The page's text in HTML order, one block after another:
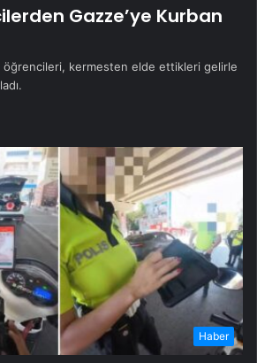
Gazze’ye Kurban
öğrencileri, kermesten elde ettikleri gelirle
Haber